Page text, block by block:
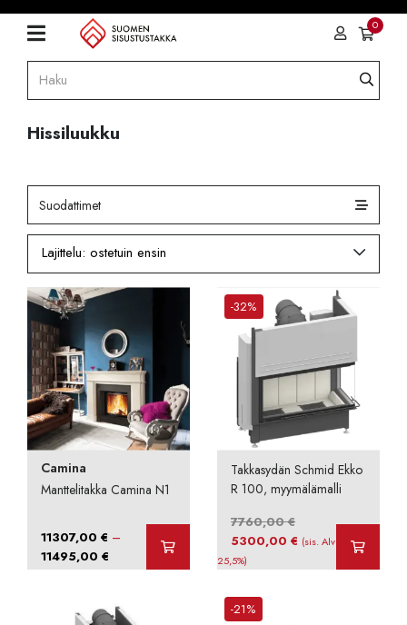
0
Hissiluukku
Suodattimet
Camina
Manttelitakka Camina N1
11307,00€ –
11495,00€ Hintaluokka:
11307,00 €
11495,00 €
-32%
Takkasydän Schmid Ekko
R 100, myymälämalli
7760,00€
Alkuperäinen
hinta
7760,00 €.
5300,00€ Nykyinen
(sis. Alv
25,5%)
-21%